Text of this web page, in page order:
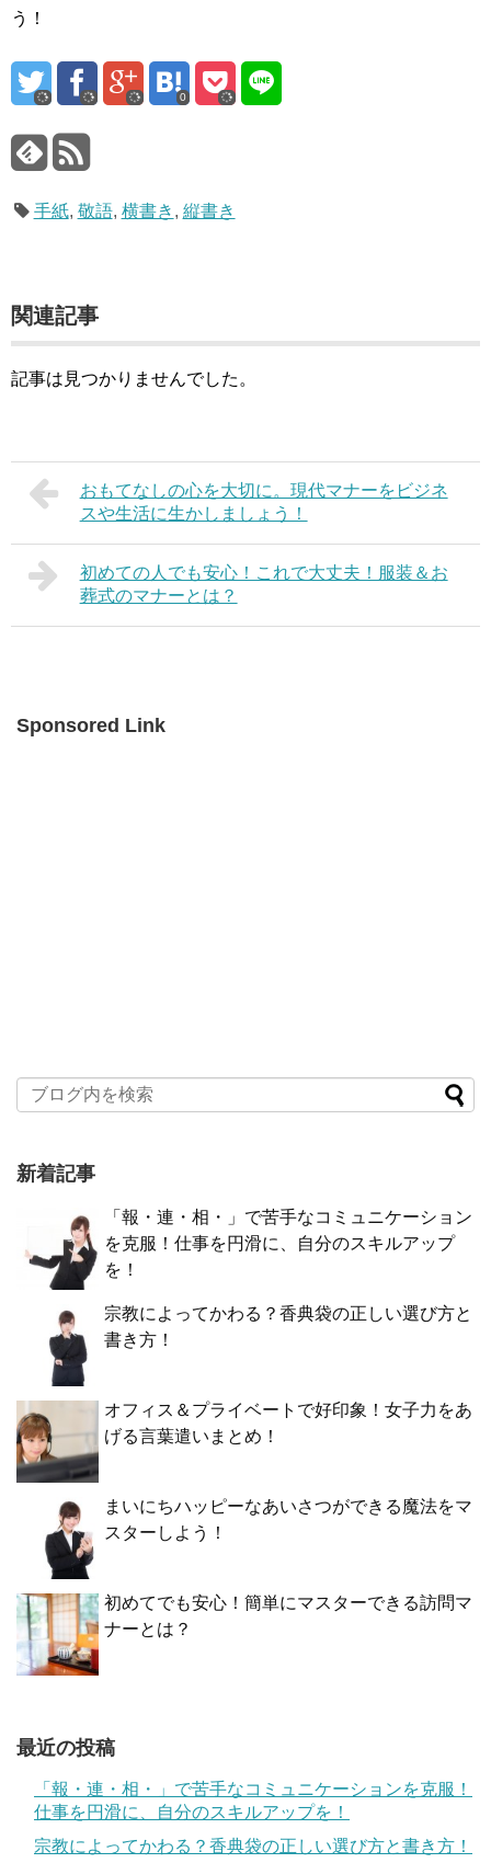
う！
0
手紙, 敬語, 横書き , 縦書き
関連記事
記事は見つかりませんでした。
おもてなしの心を大切に。現代マナーをビジネ
スや生活に生かしましょう！
初めての人でも安心！これで大丈夫！服装＆お
葬式のマナーとは？
Sponsored Link
新着記事
「報・連・相・」で苦手なコミュニケーション
を克服！仕事を円滑に、自分のスキルアップ
を！
宗教によってかわる？香典袋の正しい選び方と
書き方！
オフィス＆プライベートで好印象！女子力をあ
げる言葉遣いまとめ！
まいにちハッピーなあいさつができる魔法をマ
スターしよう！
初めてでも安心！簡単にマスターできる訪問マ
ナーとは？
最近の投稿
「報・連・相・」で苦手なコミュニケーションを克服！
仕事を円滑に、自分のスキルアップを！
宗教によってかわる？香典袋の正しい選び方と書き方！